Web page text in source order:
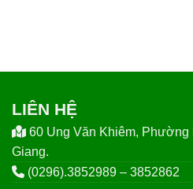
LIÊN HỆ
60 Ung Văn Khiêm, Phường
Giang.
(0296).3852989 – 3852862